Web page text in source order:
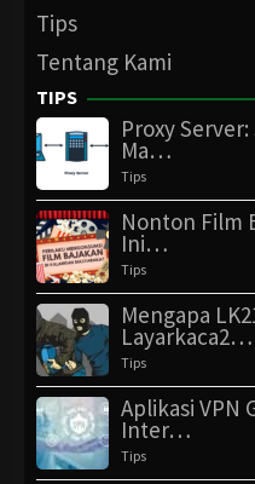
Tips
Tentang Kami
TIPS
Proxy
Ma…
Tips
Nonton Film
Ini…
Tips
Mengapa
Layarkaca2…
Tips
Aplikasi VPN
Inter…
Tips